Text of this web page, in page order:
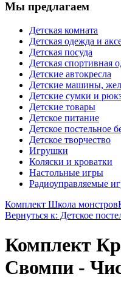
Мы предлагаем
Детская комната
Детская одежда и
Детская посуда
Детская спортивная
Детские автокресла
Детские машины,
Детские сумки и
Детские товары
Детское питание
Детское постельное
Детское творчество
Игрушки
Коляски и кроватки
Настольные игры
Радиоуправляемые
Комплект Школа монстров
Вернуться к: Детское
Комплект
Свомпи -